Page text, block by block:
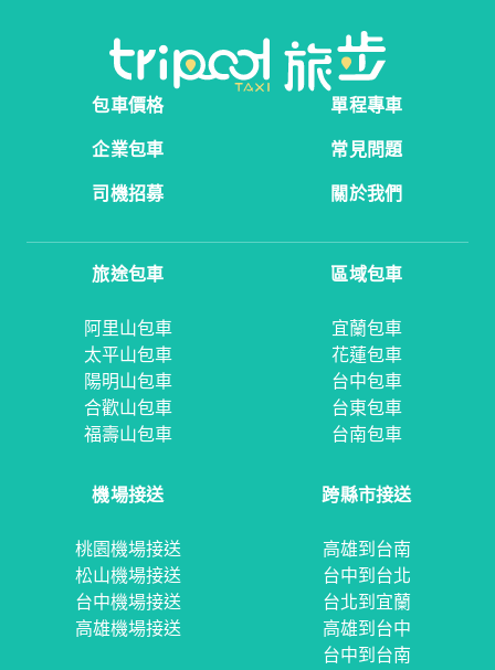
包車價格
單程專車
企業包車
常見問題
司機招募
關於我們
旅途包車
阿里山包車
太平山包車
陽明山包車
合歡山包車
福壽山包車
區域包車
宜蘭包車
花蓮包車
台中包車
台東包車
台南包車
機場接送
桃園機場接送
松山機場接送
台中機場接送
高雄機場接送
跨縣市接送
高雄到台南
台中到台北
台北到宜蘭
高雄到台中
台中到台南